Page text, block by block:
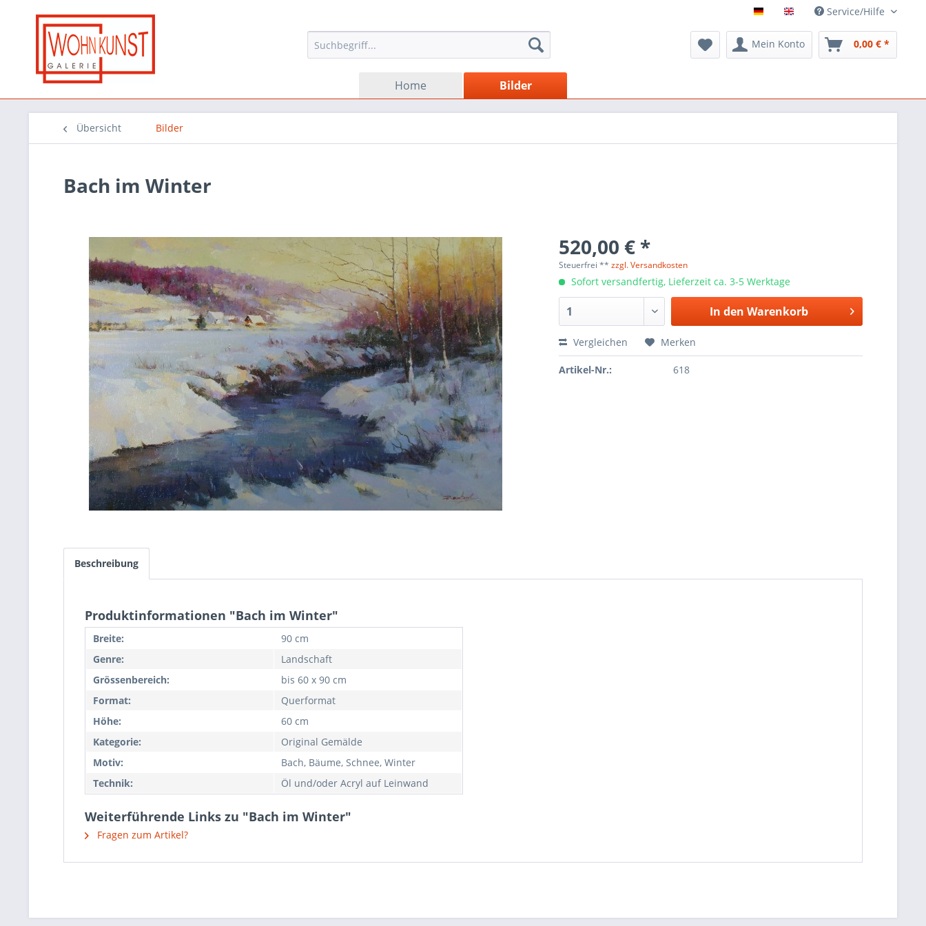
Service/Hilfe
Mein Konto 0,00 € *
Home Bilder
Übersicht Bilder
Bach im Winter
520,00 € *
Steuerfrei **zzgl. Versandkosten
Sofort versandfertig, Lieferzeit ca. 3-5 Werktage
In den Warenkorb
Vergleichen Merken
Artikel-Nr.: 618
Beschreibung
Produktinformationen "Bach im Winter"
Breite:
90 cm
Genre:
Landschaft
Grössenbereich:
bis 60 x 90 cm
Format:
Querformat
Höhe:
60 cm
Kategorie:
Original Gemälde
Motiv:
Bach, Bäume, Schnee, Winter
Technik:
Öl und/oder Acryl auf Leinwand
Weiterführende Links zu "Bach im Winter"
Fragen zum Artikel?